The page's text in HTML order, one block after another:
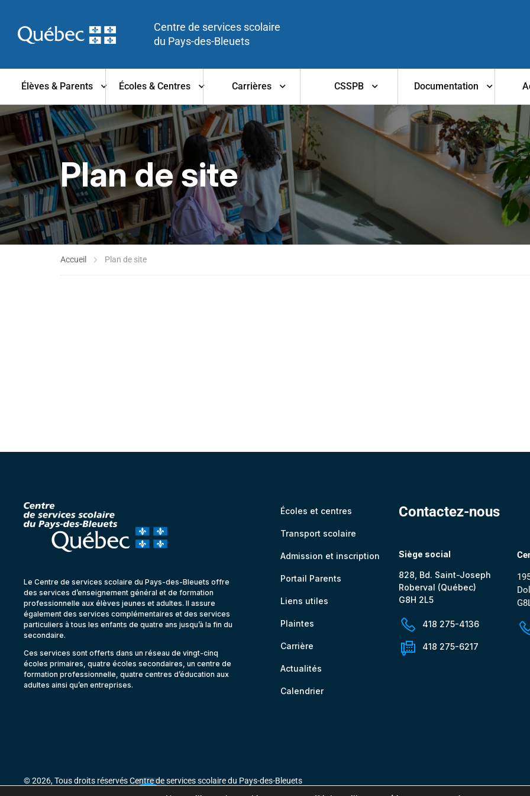
Centre de services scolaire
du Pays-des-Bleuets
Élèves & Parents Écoles & Centres Carrières CSSPB Documentation
Plan de site
Accueil Plan de site
Le Centre de services scolaire du Pays-des-Bleuets offre
des services d’enseignement général et de formation
professionnelle aux élèves jeunes et adultes. Il assure
également des services complémentaires et des services
particuliers à tous les enfants de quatre ans jusqu’à la fin du
secondaire.
Ces services sont offerts dans un réseau de vingt-cinq
écoles primaires, quatre écoles secondaires, un centre de
formation professionnelle, quatre centres d’éducation aux
adultes ainsi qu’en entreprises.
Écoles et centres
Transport scolaire
Admission et inscription
Portail Parents
Liens utiles
Plaintes
Carrière
Actualités
Calendrier
Contactez-nous
Siège social
828, Bd. Saint-Joseph
Roberval (Québec)
G8H 2L5
418 275-4136
418 275-6217
© 2026, Tous droits réservés Centre de services scolaire du Pays-des-Bleuets